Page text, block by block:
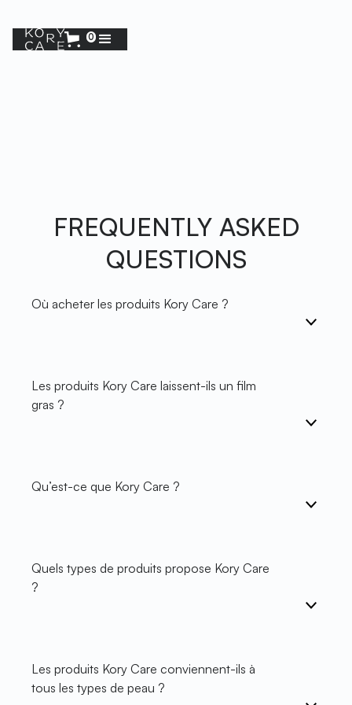
0
FREQUENTLY ASKED
QUESTIONS
Où acheter les produits Kory Care ?
Les produits Kory Care laissent-ils un film
gras ?
Qu’est-ce que Kory Care ?
Quels types de produits propose Kory Care
?
Les produits Kory Care conviennent-ils à
tous les types de peau ?